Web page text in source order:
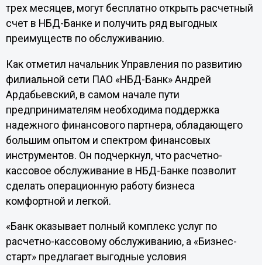
трех месяцев, могут бесплатно открыть расчетный
счет в НБД-Банке и получить ряд выгодных
преимуществ по обслуживанию.
Как отметил начальник Управления по развитию
филиальной сети ПАО «НБД-Банк» Андрей
Ардабьевский, в самом начале пути
предпринимателям необходима поддержка
надежного финансового партнера, обладающего
большим опытом и спектром финансовых
инструментов. Он подчеркнул, что расчетно-
кассовое обслуживание в НБД-Банке позволит
сделать операционную работу бизнеса
комфортной и легкой.
«Банк оказывает полный комплекс услуг по
расчетно-кассовому обслуживанию, а «Бизнес-
старт» предлагает выгодные условия